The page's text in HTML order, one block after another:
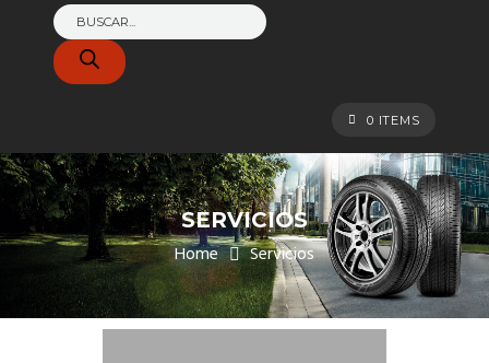
Búsqueda
de
productos
0 ITEMS
SERVICIOS
Home Servicios